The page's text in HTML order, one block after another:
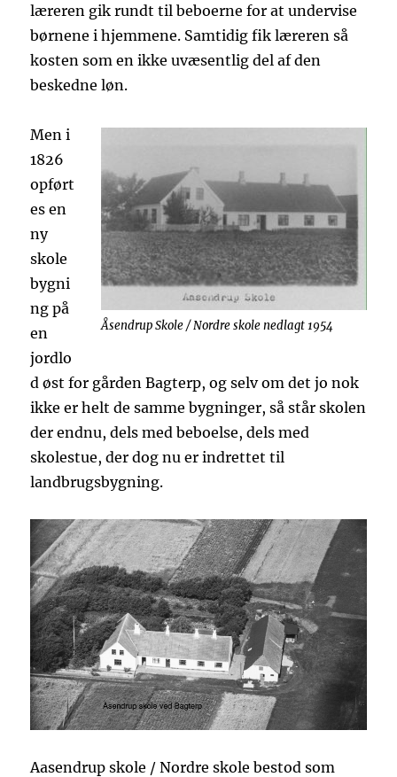
læreren gik rundt til beboerne for at undervise
børnene i hjemmene. Samtidig fik læreren så
kosten som en ikke uvæsentlig del af den
beskedne løn.
Åsendrup Skole / Nordre skole nedlagt 1954
Men i
1826
opført
es en
ny
skole
bygni
ng på
en
jordlo
d øst for gården Bagterp, og selv om det jo nok
ikke er helt de samme bygninger, så står skolen
der endnu, dels med beboelse, dels med
skolestue, der dog nu er indrettet til
landbrugsbygning.
Aasendrup skole / Nordre skole bestod som